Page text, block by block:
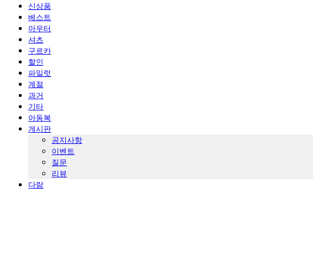
신상품
베스트
아우터
셔츠
구르카
할인
파일럿
계절
과거
기타
아동복
게시판
공지사항
이벤트
질문
리뷰
다람